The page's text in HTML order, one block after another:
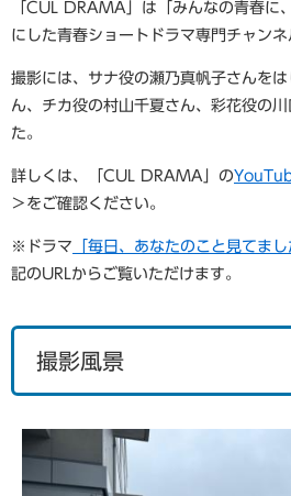
「CUL DRAMA」は「みんなの青春に
にした青春ショートドラマ専門チャンネ
撮影には、サナ役の瀬乃真帆子さんを
ん、チカ役の村山千夏さん、彩花役の
た。
詳しくは、「CUL DRAMA」の
＞ をご確認ください。
※ドラマ 「毎日、あなたのこと見てまし
記のURLからご覧いただけます。
撮影風景